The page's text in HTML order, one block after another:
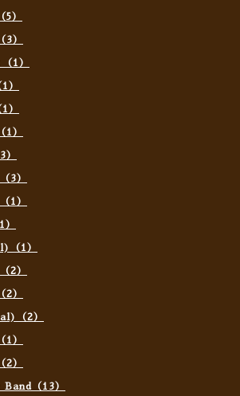
）
）
1）
）
）
1）
3）
1）
（1）
2）
）
（2）
）
）
（13）